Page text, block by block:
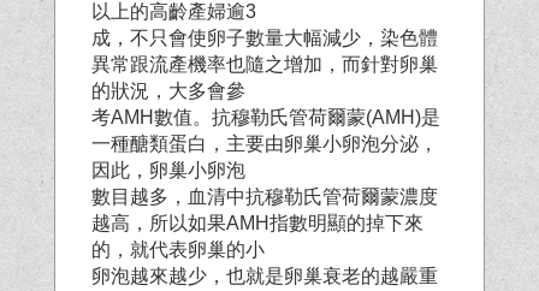
以上的高齡產婦逾3
成，不只會使卵子數量大幅減少，染色體
異常跟流產機率也隨之增加，而針對卵巢
的狀況，大多會參
考AMH數值。抗穆勒氏管荷爾蒙(AMH)是
一種醣類蛋白，主要由卵巢小卵泡分泌，
因此，卵巢小卵泡
數目越多，血清中抗穆勒氏管荷爾蒙濃度
越高，所以如果AMH指數明顯的掉下來
的，就代表卵巢的小
卵泡越來越少，也就是卵巢衰老的越嚴重